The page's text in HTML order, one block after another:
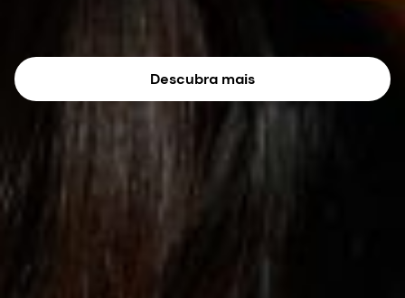
Descubra mais